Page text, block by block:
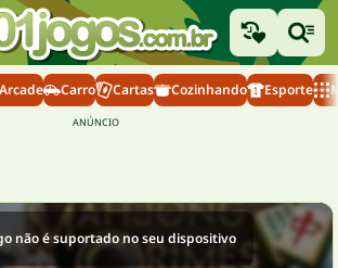
Arcade Carro Cartas Cozinhando Esporte
não é suportado no seu dispositivo